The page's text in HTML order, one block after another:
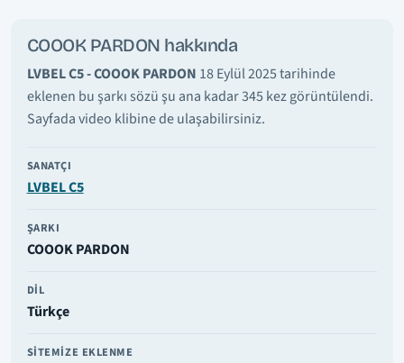
COOOK PARDON hakkında
LVBEL C5 - COOOK PARDON 18 Eylül 2025 tarihinde
eklenen bu şarkı sözü şu ana kadar 345 kez görüntülendi.
Sayfada video klibine de ulaşabilirsiniz.
SANATÇI
LVBEL C5
ŞARKI
COOOK PARDON
DIL
Türkçe
SITEMIZE EKLENME